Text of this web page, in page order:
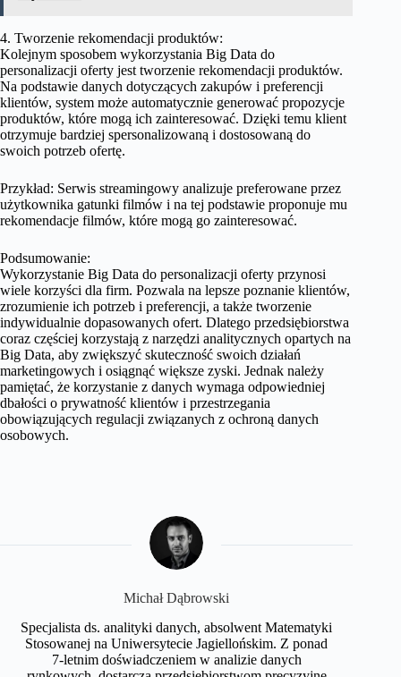
4. Tworzenie rekomendacji produktów:
Kolejnym sposobem wykorzystania Big Data do
personalizacji oferty jest tworzenie rekomendacji produktów.
Na podstawie danych dotyczących zakupów i preferencji
klientów, system może automatycznie generować propozycje
produktów, które mogą ich zainteresować. Dzięki temu klient
otrzymuje bardziej spersonalizowaną i dostosowaną do
swoich potrzeb ofertę.
Przykład: Serwis streamingowy analizuje preferowane przez
użytkownika gatunki filmów i na tej podstawie proponuje mu
rekomendacje filmów, które mogą go zainteresować.
Podsumowanie:
Wykorzystanie Big Data do personalizacji oferty przynosi
wiele korzyści dla firm. Pozwala na lepsze poznanie klientów,
zrozumienie ich potrzeb i preferencji, a także tworzenie
indywidualnie dopasowanych ofert. Dlatego przedsiębiorstwa
coraz częściej korzystają z narzędzi analitycznych opartych na
Big Data, aby zwiększyć skuteczność swoich działań
marketingowych i osiągnąć większe zyski. Jednak należy
pamiętać, że korzystanie z danych wymaga odpowiedniej
dbałości o prywatność klientów i przestrzegania
obowiązujących regulacji związanych z ochroną danych
osobowych.
Michał Dąbrowski
Specjalista ds. analityki danych, absolwent Matematyki
Stosowanej na Uniwersytecie Jagiellońskim. Z ponad
7-letnim doświadczeniem w analizie danych